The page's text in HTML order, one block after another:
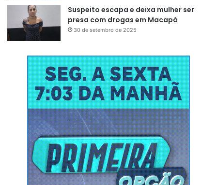
Suspeito escapa e deixa mulher ser
presa com drogas em Macapá
30 de setembro de 2025